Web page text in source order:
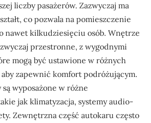
liczby pasażerów. Zazwyczaj ma
co pozwala na pomieszczenie
nawet kilkudziesięciu osób. Wnętrze
przestronne, z wygodnymi
mogą być ustawione w różnych
zapewnić komfort podróżującym.
wyposażone w różne
jak klimatyzacja, systemy audio-
Zewnętrzna część autokaru często